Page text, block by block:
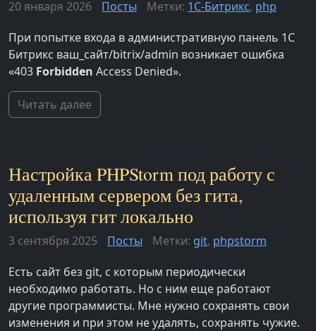
20 января 2026 Посты Метки: 1С-Битрикс, php
При попытке входа в административную панель 1С
Битрикс ваш_сайт/bitrix/admin возникает ошибка
«403 Forbidden Access Denied».
Читать далее
Настройка PHPStorm под работу с
удаленным сервером без гита,
используя гит локально
3 сентября 2025 Посты Метки: git, phpstorm
Есть сайт без git, с которым периодически
необходимо работать. Но с ним еще работают
другие программисты. Мне нужно сохранять свои
изменения и при этом не удалять, сохранять чужие.